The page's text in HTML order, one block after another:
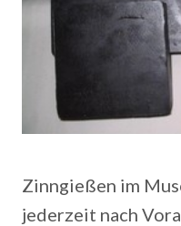
Zinngießen im
jederzeit nach